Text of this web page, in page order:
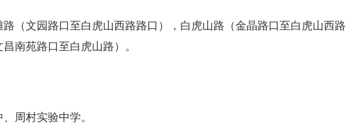
（文园路口至白虎山西路路口），白虎山路（金晶路口至白虎山西路
南苑路口至白虎山路）。
周村实验中学。